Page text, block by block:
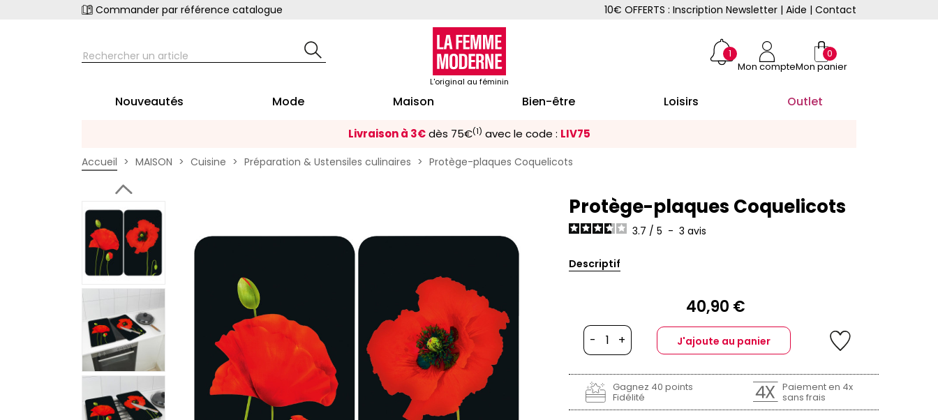
Commander par référence catalogue 10€ OFFERTS : Inscription Newsletter | Aide | Contact
L'original au féminin
1
Mon compteMon panier
0
Nouveautés Mode Maison Bien-être Loisirs Outlet
Livraison à 3€ dès 75€(1) avec le code : LIV75
Accueil MAISON Cuisine Préparation & Ustensiles culinaires Protège-plaques Coquelicots
Protège-plaques Coquelicots
3.7 / 5 - 3 avis
Descriptif
40,90 €
- + J'ajoute au panier
Gagnez 40 points
Fidélité
Paiement en 4x
sans frais